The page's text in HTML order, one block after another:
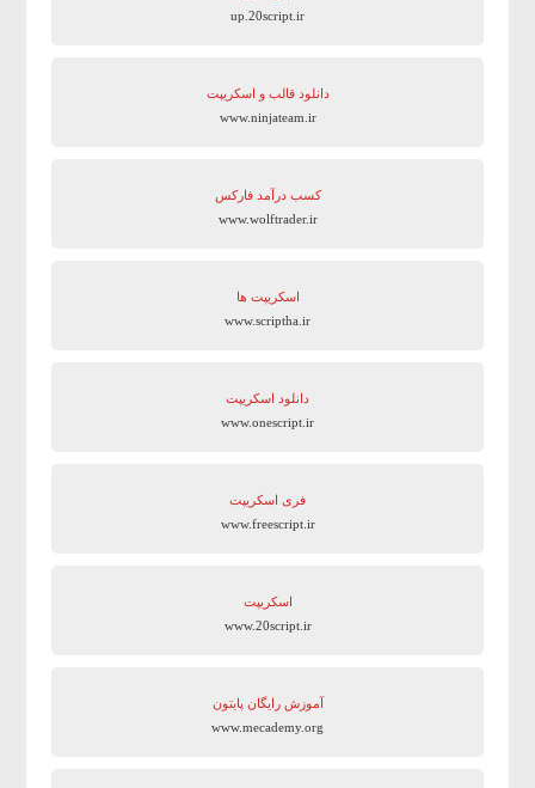
up.20script.ir
دانلود قالب و اسکریپت
www.ninjateam.ir
کسب درآمد فارکس
www.wolftrader.ir
اسکریپت ها
www.scriptha.ir
دانلود اسکریپت
www.onescript.ir
فری اسکریپت
www.freescript.ir
اسکریپت
www.20script.ir
آموزش رایگان پایتون
www.mecademy.org